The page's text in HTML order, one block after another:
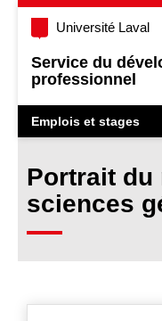
Université Laval
Service du
professionnel
Emplois et stages
Portrait du
sciences